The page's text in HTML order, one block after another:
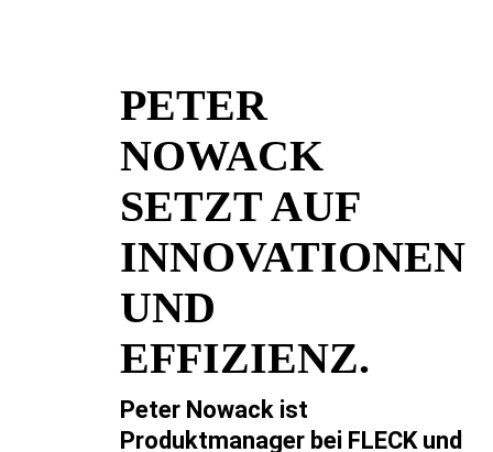
PETER
NOWACK
SETZT AUF
INNOVATIONEN
UND
EFFIZIENZ.
Peter Nowack ist
Produktmanager bei FLECK und